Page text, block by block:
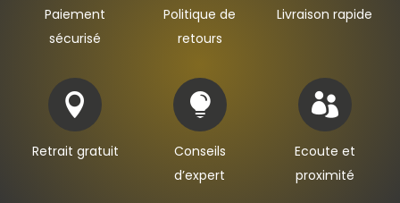
Paiement
sécurisé
Politique de
retours
Livraison rapide

Retrait gratuit

Conseils
d’expert

Ecoute et
proximité